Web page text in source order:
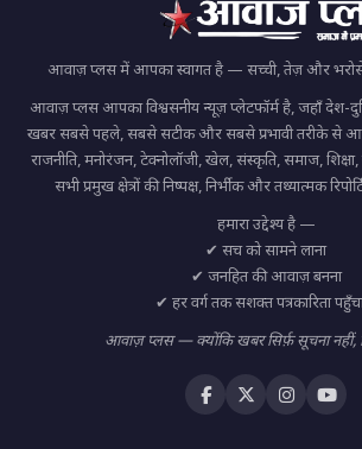
आवाज़ प्लस में आपका स्वागत है — सच्ची, तेज़ और
आवाज़ प्लस आपका विश्वसनीय न्यूज़ प्लेटफॉर्म है, जहाँ देश-
खबर सबसे पहले, सबसे सटीक और सबसे प्रभावी तरीके से
राजनीति, मनोरंजन, टेक्नोलॉजी, खेल, संस्कृति, समाज, शिक्षा,
सभी प्रमुख क्षेत्रों की निष्पक्ष, निर्भीक और तथ्यात्मक
हमारा उद्देश्य है —
✔ सच को सामने लाना
✔ जनहित की आवाज़ बनना
✔ हर वर्ग तक सशक्त पत्रकारिता
आवाज़ प्लस — क्योंकि खबर सिर्फ़ सूचना नहीं,